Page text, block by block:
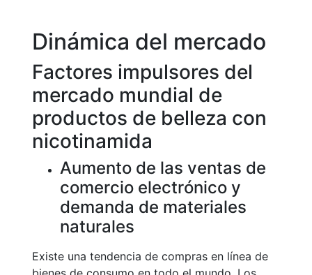
Dinámica del mercado
Factores impulsores del
mercado mundial de
productos de belleza con
nicotinamida
Aumento de las ventas de
comercio electrónico y
demanda de materiales
naturales
Existe una tendencia de compras en línea de